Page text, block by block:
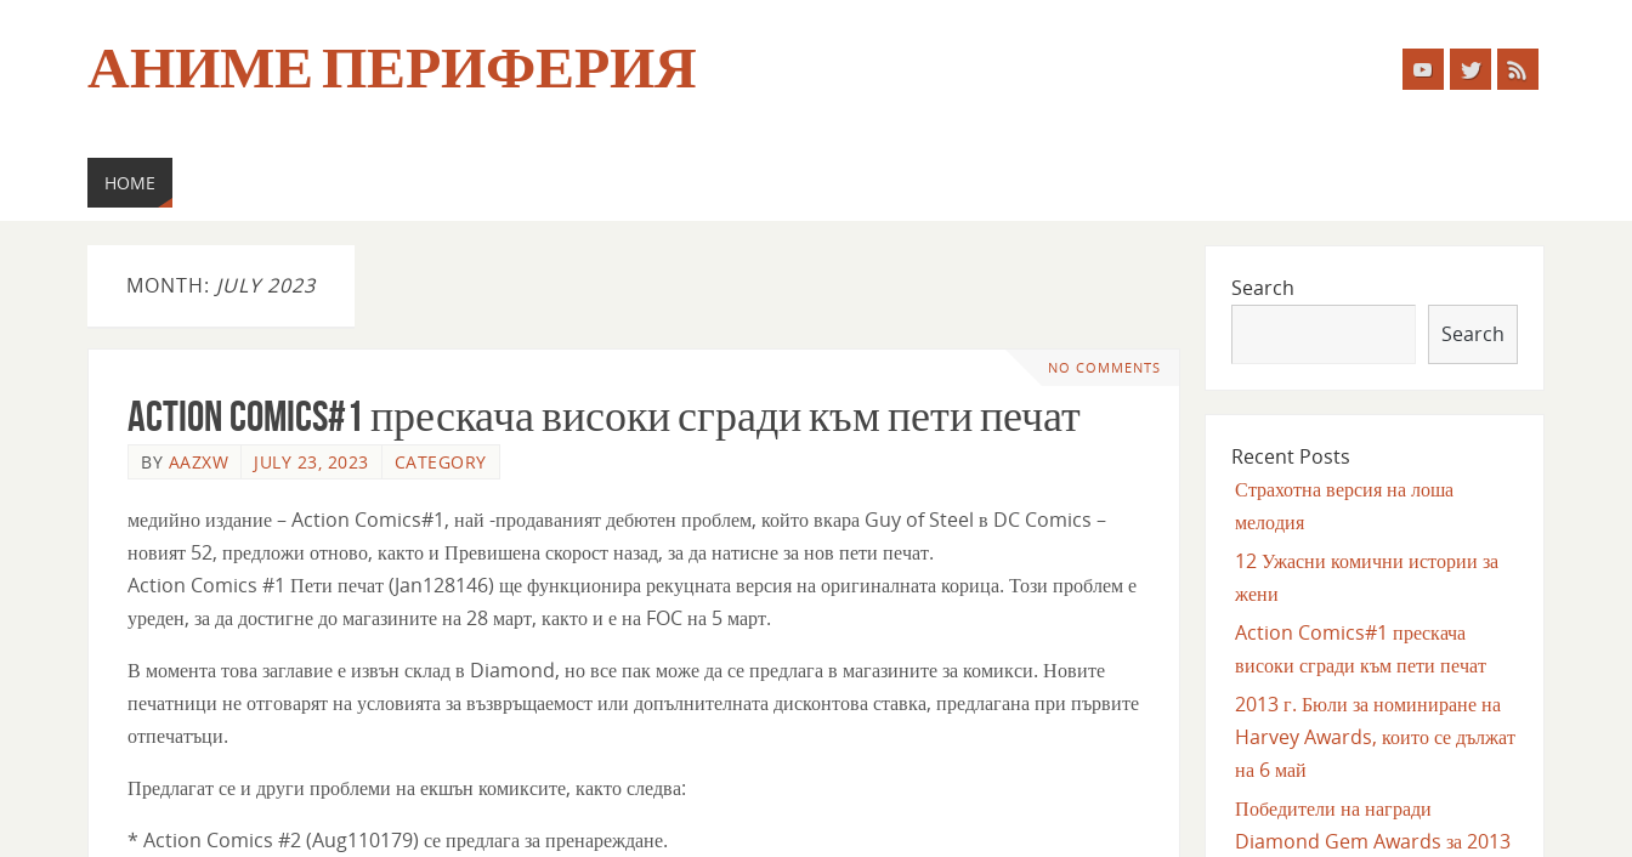
АНИМЕ ПЕРИФЕРИЯ
HOME
MONTH: JULY 2023
NO COMMENTS
Action Comics#1 прескача високи сгради към пети печат
BY AAZXW JULY 23, 2023 CATEGORY
медийно издание – Action Comics#1, най -продаваният дебютен проблем, който вкара Guy of Steel в DC Comics –
новият 52, предложи отново, както и Превишена скорост назад, за да натисне за нов пети печат.
Action Comics #1 Пети печат (Jan128146) ще функционира рекуцната версия на оригиналната корица. Този проблем е
уреден, за да достигне до магазините на 28 март, както и е на FOC на 5 март.
В момента това заглавие е извън склад в Diamond, но все пак може да се предлага в магазините за комикси. Новите
печатници не отговарят на условията за възвръщаемост или допълнителната дисконтова ставка, предлагана при първите
отпечатъци.
Предлагат се и други проблеми на екшън комиксите, както следва:
* Action Comics #2 (Aug110179) се предлага за пренареждане.
Search
Search
Recent Posts
Страхотна версия на лоша
мелодия
12 Ужасни комични истории за
жени
Action Comics#1 прескача
високи сгради към пети печат
2013 г. Бюли за номиниране на
Harvey Awards, които се дължат
на 6 май
Победители на награди
Diamond Gem Awards за 2013